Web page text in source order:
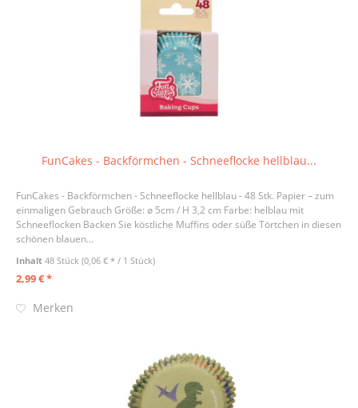
FunCakes - Backförmchen - Schneeflocke hellblau...
FunCakes - Backförmchen - Schneeflocke hellblau - 48 Stk. Papier – zum
einmaligen Gebrauch Größe: ø 5cm / H 3,2 cm Farbe: helblau mit
Schneeflocken Backen Sie köstliche Muffins oder süße Törtchen in diesen
schönen blauen...
Inhalt48 Stück(0,06 € * / 1 Stück)
2,99 € *
Merken